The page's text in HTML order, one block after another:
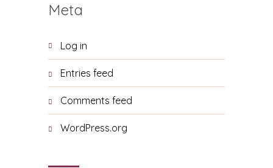
Meta
Log in
Entries feed
Comments feed
WordPress.org